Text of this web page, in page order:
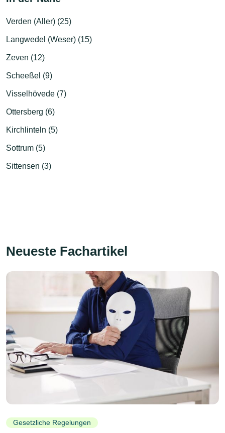
Verden (Aller) (25)
Langwedel (Weser) (15)
Zeven (12)
Scheeßel (9)
Visselhövede (7)
Ottersberg (6)
Kirchlinteln (5)
Sottrum (5)
Sittensen (3)
Neueste Fachartikel
Gesetzliche Regelungen